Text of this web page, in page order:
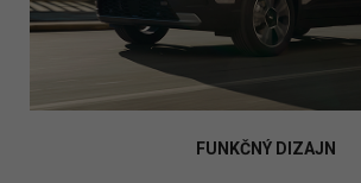
FUNKČNÝ DIZAJN